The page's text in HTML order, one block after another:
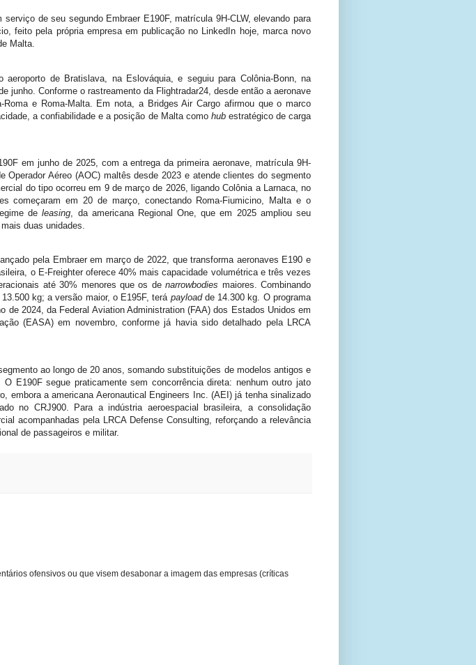
de seu segundo Embraer E190F, matrícula 9H-CLW, elevando para
feito pela própria empresa em publicação no LinkedIn hoje, marca novo
Malta.
de Bratislava, na Eslováquia, e seguiu para Colônia-Bonn, na
junho. Conforme o rastreamento da Flightradar24, desde então a aeronave
e Roma-Malta. Em nota, a Bridges Air Cargo afirmou que o marco
a confiabilidade e a posição de Malta como hubestratégico de carga
em junho de 2025, com a entrega da primeira aeronave, matrícula 9H-
Operador Aéreo (AOC) maltês desde 2023 e atende clientes do segmento
do tipo ocorreu em 9 de março de 2026, ligando Colônia a Larnaca, no
começaram em 20 de março, conectando Roma-Fiumicino, Malta e o
deleasing, da americana Regional One, que em 2025 ampliou seu
duas unidades.
pela Embraer em março de 2022, que transforma aeronaves E190 e
o E-Freighter oferece 40% mais capacidade volumétrica e três vezes
até 30% menores que os denarrowbodies maiores. Combinando
kg; a versão maior, o E195F, terá payloadde 14.300 kg. O programa
2024, da Federal Aviation Administration (FAA) dos Estados Unidos em
(EASA) em novembro, conforme já havia sido detalhado pela LRCA
ao longo de 20 anos, somando substituições de modelos antigos e
E190F segue praticamente sem concorrência direta: nenhum outro jato
embora a americana Aeronautical Engineers Inc. (AEI) já tenha sinalizado
no CRJ900. Para a indústria aeroespacial brasileira, a consolidação
acompanhadas pela LRCA Defense Consulting, reforçando a relevância
de passageiros e militar.
ofensivos ou que visem desabonar a imagem das empresas (críticas